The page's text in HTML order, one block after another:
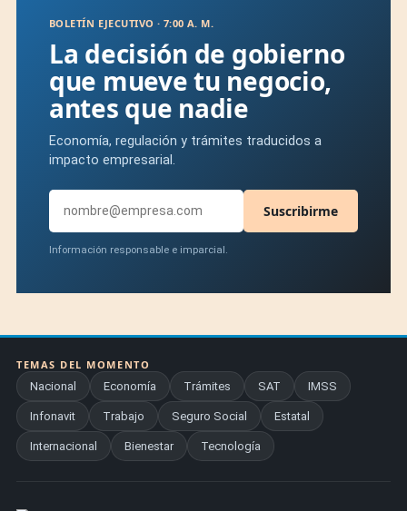
BOLETÍN EJECUTIVO · 7:00 A. M.
La decisión de gobierno
que mueve tu negocio,
antes que nadie
Economía, regulación y trámites traducidos a
impacto empresarial.
Suscribirme
Información responsable e imparcial.
TEMAS DEL MOMENTO
Nacional
Economía Trámites SAT IMSS
Infonavit Trabajo Seguro Social Estatal
Internacional Bienestar Tecnología